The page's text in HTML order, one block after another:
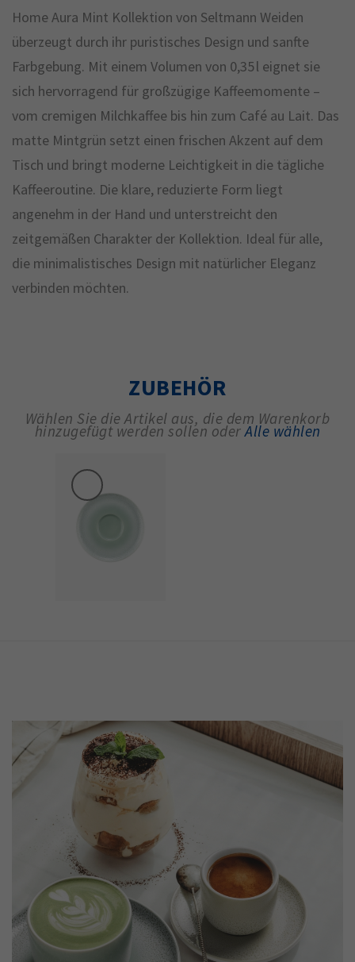
Home Aura Mint Kollektion von Seltmann Weiden
überzeugt durch ihr puristisches Design und sanfte
Farbgebung. Mit einem Volumen von 0,35 l eignet sie
sich hervorragend für großzügige Kaffeemomente –
vom cremigen Milchkaffee bis hin zum Café au Lait. Das
matte Mintgrün setzt einen frischen Akzent auf dem
Tisch und bringt moderne Leichtigkeit in die tägliche
Kaffeeroutine. Die klare, reduzierte Form liegt
angenehm in der Hand und unterstreicht den
zeitgemäßen Charakter der Kollektion. Ideal für alle,
die minimalistisches Design mit natürlicher Eleganz
verbinden möchten.
ZUBEHÖR
Wählen Sie die Artikel aus, die dem Warenkorb
hinzugefügt werden sollen oderAlle wählen